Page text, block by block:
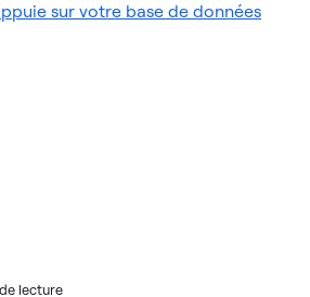
Dee a consacré
lecture